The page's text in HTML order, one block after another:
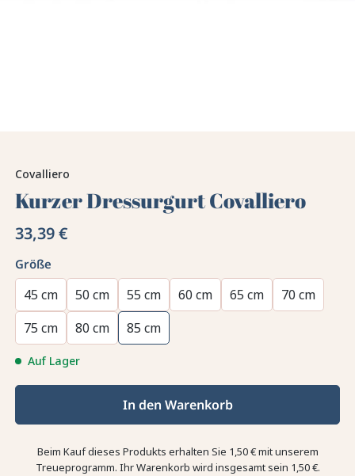
Covalliero
Kurzer Dressurgurt Covalliero
33,39 €
Größe
45 cm 50 cm 55 cm 60 cm 65 cm
70 cm
75 cm
80 cm 85 cm
Auf Lager
In den Warenkorb
Beim Kauf dieses Produkts erhalten Sie 1,50 €mit unserem
Treueprogramm. Ihr Warenkorb wird insgesamt sein 1,50 €.